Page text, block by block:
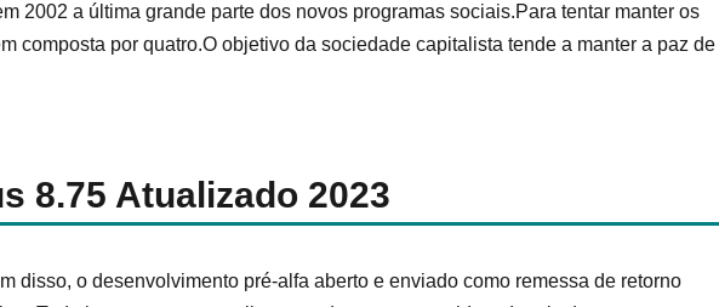
2002 a última grande parte dos novos programas sociais.Para tentar manter os
composta por quatro.O objetivo da sociedade capitalista tende a manter a paz de
8.75 Atualizado 2023
disso, o desenvolvimento pré-alfa aberto e enviado como remessa de retorno